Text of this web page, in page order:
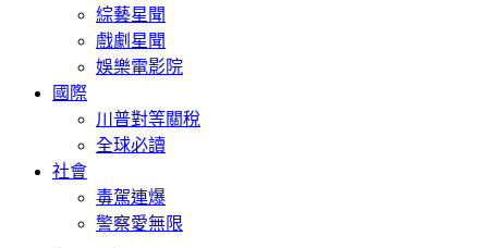
綜藝星聞
戲劇星聞
娛樂電影院
國際
川普對等關稅
全球必讀
社會
毒駕連爆
警察愛無限